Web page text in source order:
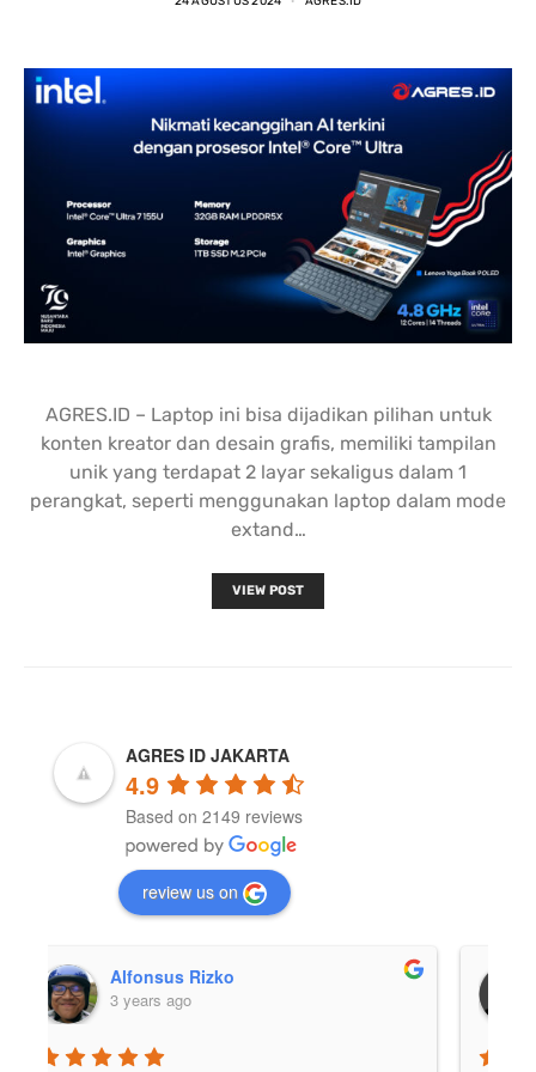
saran untuk
juga oke banget.
angkut 1 unit
dipastikan terbaik
banget... saya dilayani
dengan mbak kiki...
memuaskan sekali
CS
DAN
AGRES.ID – Laptop ini bisa dijadikan pilihan untuk
konten kreator dan desain grafis, memiliki tampilan
unik yang terdapat 2 layar sekaligus dalam 1
perangkat, seperti menggunakan laptop dalam mode
extand…
VIEW POST
AGRES ID JAKARTA
4.9
Based on 2149 reviews
review us on
Afif Julio
3 years ago